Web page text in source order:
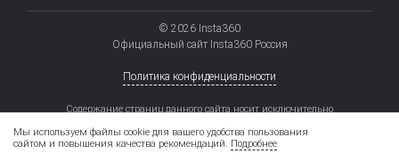
© 2026 Insta360
Официальный сайт Insta360 Россия
Политика конфиденциальности
Содержание страниц данного сайта носит исключительно
при каких условиях не является публичной офертой, определяемой
положениями статьи 437 ГК РФ. Комплектация, цвет и некоторые
Мы используем файлы cookie для вашего удобства пользования
сайтом и повышения качества рекомендаций. Подробнее